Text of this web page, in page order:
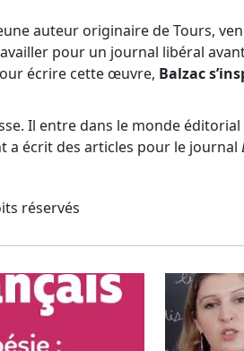
auteur originaire de Tours,
pour un journal libéral
écrire cette œuvre, Balzac
Il entre dans le monde
a écrit des articles pour le journal
réservés